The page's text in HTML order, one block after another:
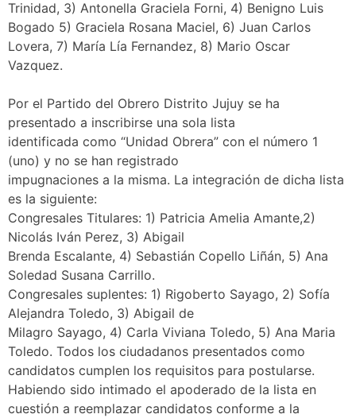
Trinidad, 3) Antonella Graciela Forni, 4) Benigno Luis
Bogado 5) Graciela Rosana Maciel, 6) Juan Carlos
Lovera, 7) María Lía Fernandez, 8) Mario Oscar
Vazquez.
Por el Partido del Obrero Distrito Jujuy se ha
presentado a inscribirse una sola lista
identificada como “Unidad Obrera” con el número 1
(uno) y no se han registrado
impugnaciones a la misma. La integración de dicha lista
es la siguiente:
Congresales Titulares: 1) Patricia Amelia Amante,2)
Nicolás Iván Perez, 3) Abigail
Brenda Escalante, 4) Sebastián Copello Liñán, 5) Ana
Soledad Susana Carrillo.
Congresales suplentes: 1) Rigoberto Sayago, 2) Sofía
Alejandra Toledo, 3) Abigail de
Milagro Sayago, 4) Carla Viviana Toledo, 5) Ana Maria
Toledo. Todos los ciudadanos presentados como
candidatos cumplen los requisitos para postularse.
Habiendo sido intimado el apoderado de la lista en
cuestión a reemplazar candidatos conforme a la